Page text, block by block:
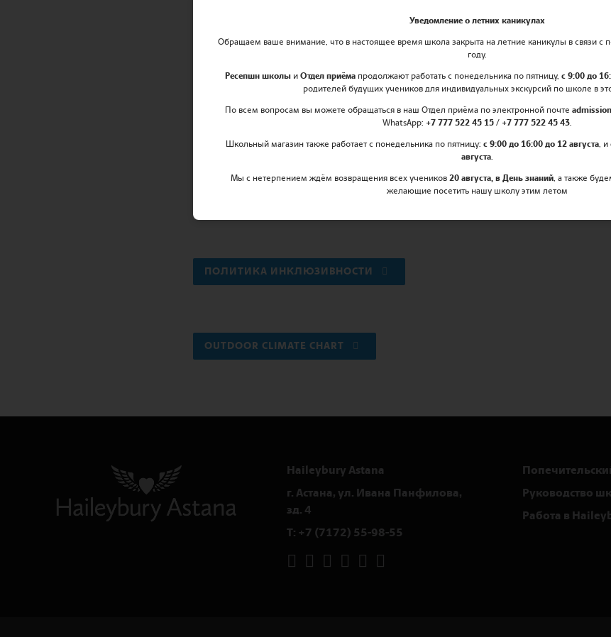
SPECIAL EDUCATION NEEDS POLICY
ПОЛИТИКА РАВНЫХ ВОЗМОЖНОСТЕЙ И ПОДДЕРЖКИ ЛЮДЕЙ С
ПОЛИТИКА ИНКЛЮЗИВНОСТИ
OUTDOOR CLIMATE CHART
Haileybury Astana
г. Астана, ул. Ивана Панфилова,
зд. 4
T: +7 (7172) 55-98-55
Руководство
Работа в
Уведомление о летних каникулах
Обращаем ваше внимание, что в настоящее время школа закрыта на летние каникулы в связи с
году.
Ресепшн школыи Отдел приёмапродолжают работать с понедельника по пятницу, с 9:00 до
родителей будущих учеников для индивидуальных экскурсий по школе в
По всем вопросам вы можете обращаться в наш Отдел приёма по электронной почте
WhatsApp: +7 777 522 45 15 / +7 777 522 45 43.
Школьный магазин также работает с понедельника по пятницу: с 9:00 до 16:00 до 12 августа, и
августа.
Мы с нетерпением ждём возвращения всех учеников 20 августа, в День знаний, а также
желающие посетить нашу школу этим летом